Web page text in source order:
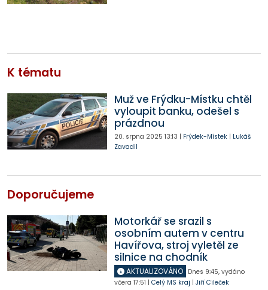
K tématu
Muž ve Frýdku-Místku chtěl
vyloupit banku, odešel s
prázdnou
20. srpna 2025 13:13 | Frýdek-Místek| Lukáš
Zavadil
Doporučujeme
Motorkář se srazil s
osobním autem v centru
Havířova, stroj vyletěl ze
silnice na chodník
AKTUALIZOVÁNO Dnes 9:45, vydáno
včera 17:51 | Celý MS kraj | Jiří Cileček